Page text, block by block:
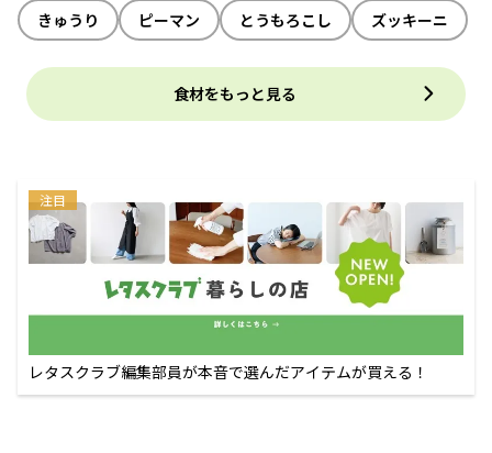
きゅうり
ピーマン とうもろこし ズッキーニ
食材をもっと見る
注目
レタスクラブ編集部員が本音で選んだアイテムが買える！